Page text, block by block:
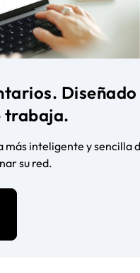
Diseñado
trabaja.
más inteligente y sencilla
su red.